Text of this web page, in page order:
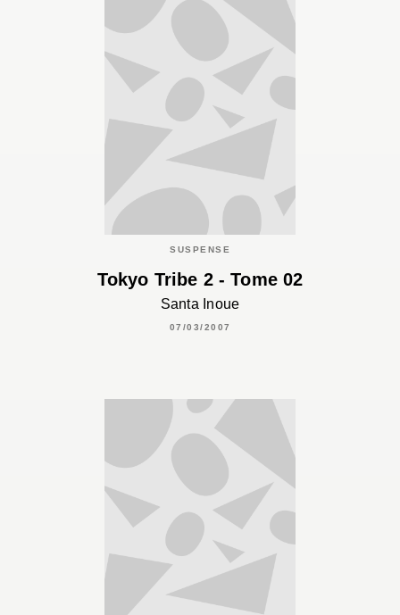
SUSPENSE
Tokyo Tribe 2 - Tome 02
Santa Inoue
07/03/2007